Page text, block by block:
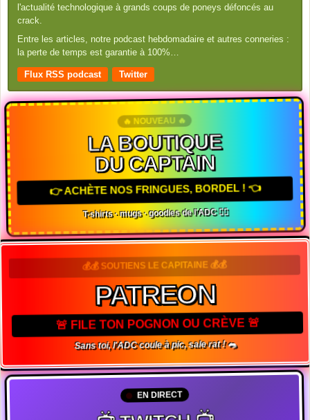
l'actualité technologique à grands coups de poneys défoncés au
crack.
Entre les articles, notre podcast hebdomadaire et autres conneries :
la perte de temps est garantie à 100%…
Flux RSS podcast Twitter
🔥 NOUVEAU 🔥
LA BOUTIQUE
DU CAPTAIN
👉 ACHÈTE NOS FRINGUES, BORDEL ! 👈
T-shirts · mugs · goodies de l'ADC 🏴‍☠️
💰💰 SOUTIENS LE CAPITAINE 💰💰
PATREON
🚨 FILE TON POGNON OU CRÈVE 🚨
Sans toi, l'ADC coule à pic, sale rat ! 🐀
EN DIRECT